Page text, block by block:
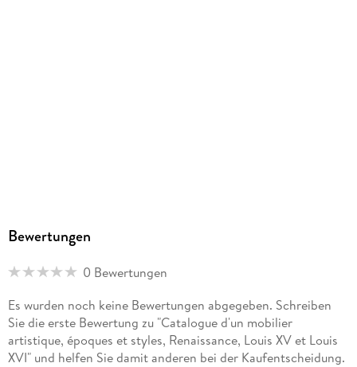
Bewertungen
0 Bewertungen
Es wurden noch keine Bewertungen abgegeben. Schreiben
Sie die erste Bewertung zu "Catalogue d'un mobilier
artistique, époques et styles, Renaissance, Louis XV et Louis
XVI" und helfen Sie damit anderen bei der Kaufentscheidung.